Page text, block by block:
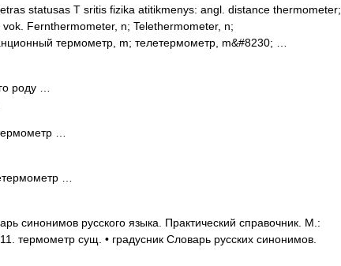
statusas T sritis fizika atitikmenys: angl. distance thermometer;
Fernthermometer, n; Telethermometer, n;
термометр, m; телетермометр, m&#8230; …
роду …
…
…
синонимов русского языка. Практический справочник. М.:
термометр сущ. • градусник Словарь русских синонимов.